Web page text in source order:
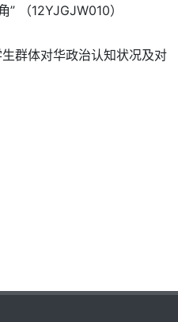
（12YJGJW010）
群体对华政治认知状况及对